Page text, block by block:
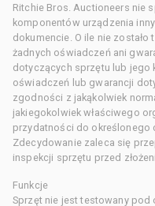
Ritchie Bros. Auctioneers nie
komponentów urządzenia
dokumencie. O ile nie zostało
żadnych oświadczeń ani
dotyczących sprzętu lub jego
oświadczeń lub gwarancji
zgodności z jakąkolwiek
jakiegokolwiek właściwego
przydatności do określonego
Zdecydowanie zaleca się
inspekcji sprzętu przed
Funkcje
Sprzęt nie jest testowany pod